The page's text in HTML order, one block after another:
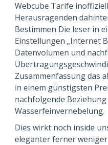
Webcube Tarife
Herausragenden
Bestimmen Die leser in
Einstellungen „Internet
Datenvolumen und
Zusammenfassung das
in einem günstigsten
nachfolgende
Wasserfeinvernebelung.
Dies wirkt noch inside
eleganter ferner